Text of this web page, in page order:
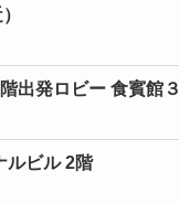
出発ロビー 食賓館３
ルビル 2階